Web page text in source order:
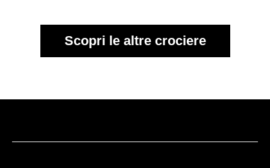
Scopri le altre crociere